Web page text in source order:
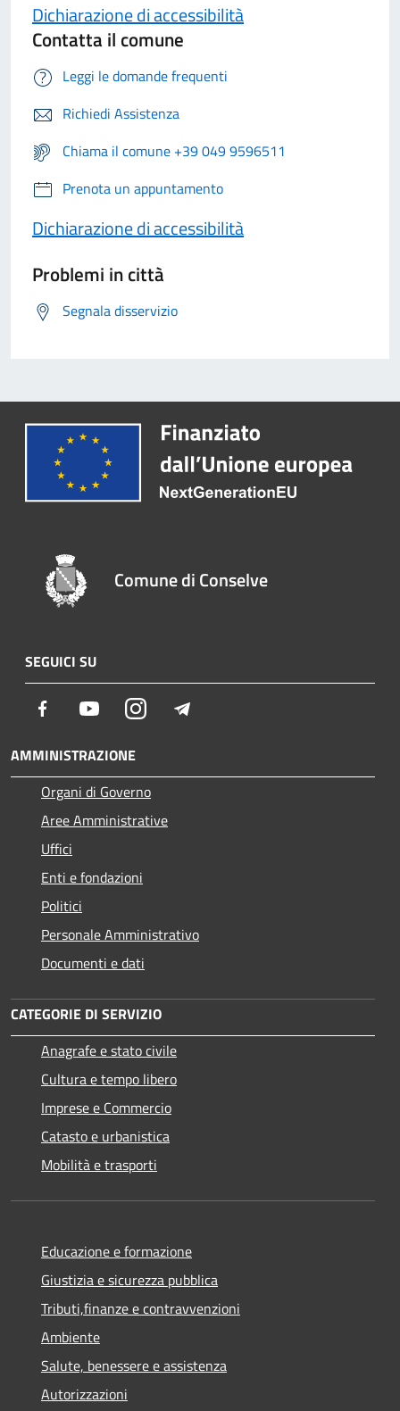
Dichiarazione di accessibilità
Contatta il comune
Leggi le domande frequenti
Richiedi Assistenza
Chiama il comune +39 049 9596511
Prenota un appuntamento
Dichiarazione di accessibilità
Problemi in città
Segnala disservizio
Comune di Conselve
SEGUICI SU
Facebook YoutubeInstagram
AMMINISTRAZIONE
Organi di Governo
Aree Amministrative
Uffici
Enti e fondazioni
Politici
Personale Amministrativo
Documenti e dati
CATEGORIE DI SERVIZIO
Anagrafe e stato civile
Cultura e tempo libero
Imprese e Commercio
Catasto e urbanistica
Mobilità e trasporti
Educazione e formazione
Giustizia e sicurezza pubblica
Tributi,finanze e contravvenzioni
Ambiente
Salute, benessere e assistenza
Autorizzazioni